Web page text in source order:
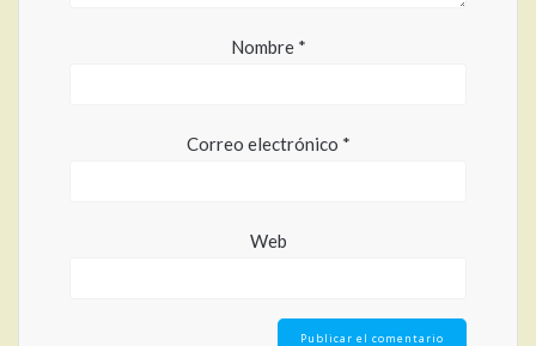
Nombre *
Correo electrónico *
Web